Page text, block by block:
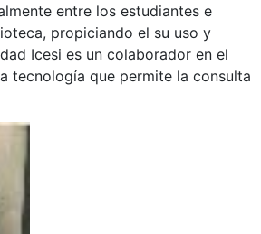
entre los estudiantes e
propiciando el su uso y
Icesi es un colaborador en el
tecnología que permite la consulta